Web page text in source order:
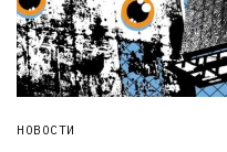
НОВОСТИ